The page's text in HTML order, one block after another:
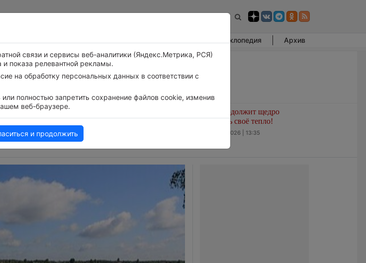
Энциклопедия Архив
бьют
событий в нашем
Лето продолжит щедро
раздавать своё тепло!
5 августа 2026 | 13:35
связи и сервисы веб-аналитики (Яндекс.Метрика, РСЯ)
и показа релевантной рекламы.
на обработку персональных данных в соответствии с
полностью запретить сохранение файлов cookie, изменив
веб-браузере.
и продолжить